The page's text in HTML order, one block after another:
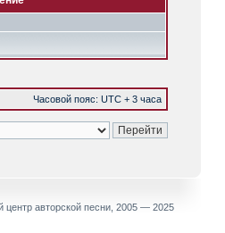
Часовой пояс: UTC + 3 часа
центр авторской песни, 2005 — 2025